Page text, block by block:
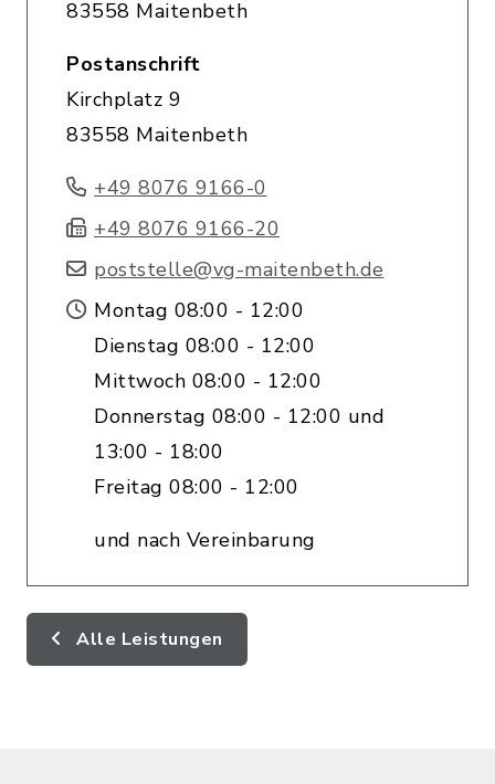
83558 Maitenbeth
Postanschrift
Kirchplatz 9
83558 Maitenbeth
+49 8076 9166-0
+49 8076 9166-20
poststelle@vg-maitenbeth.de
Montag 08:00 - 12:00
Dienstag 08:00 - 12:00
Mittwoch 08:00 - 12:00
Donnerstag 08:00 - 12:00 und
13:00 - 18:00
Freitag 08:00 - 12:00
und nach Vereinbarung
Alle Leistungen